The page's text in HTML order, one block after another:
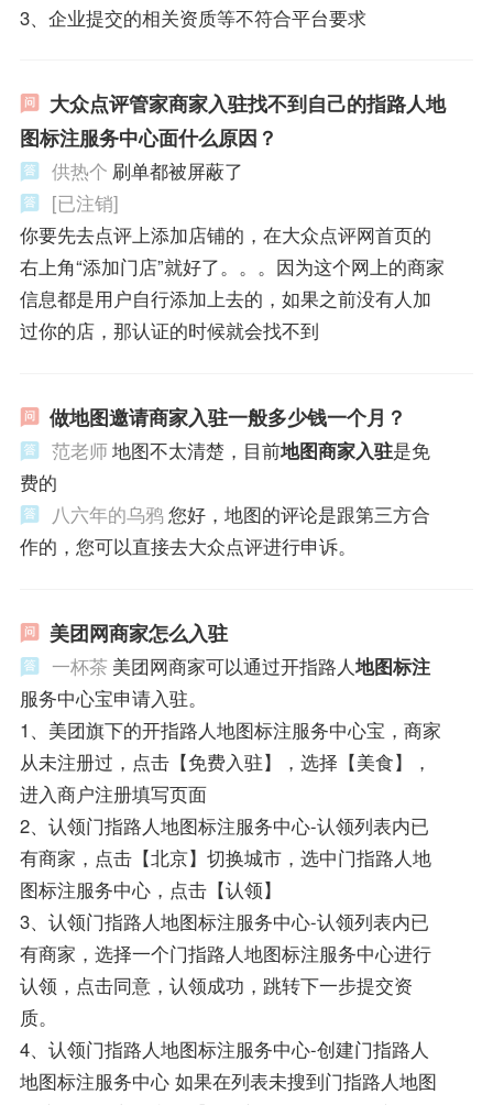
3、企业提交的相关资质等不符合平台要求
大众点评管家商家入驻找不到自己的指路人地
图标注服务中心面什么原因？
供热个 刷单都被屏蔽了
[已注销]
你要先去点评上添加店铺的，在大众点评网首页的
右上角“添加门店”就好了。。。因为这个网上的商家
信息都是用户自行添加上去的，如果之前没有人加
过你的店，那认证的时候就会找不到
做地图邀请商家入驻一般多少钱一个月？
范老师地图不太清楚，目前地图商家入驻是免
费的
八六年的乌鸦您好，地图的评论是跟第三方合
作的，您可以直接去大众点评进行申诉。
美团网商家怎么入驻
一杯茶 美团网商家可以通过开指路人地图标注
服务中心宝申请入驻。
1、美团旗下的开指路人地图标注服务中心宝，商家
从未注册过，点击【免费入驻】，选择【美食】，
进入商户注册填写页面
2、认领门指路人地图标注服务中心-认领列表内已
有商家，点击【北京】切换城市，选中门指路人地
图标注服务中心，点击【认领】
3、认领门指路人地图标注服务中心-认领列表内已
有商家，选择一个门指路人地图标注服务中心进行
认领，点击同意，认领成功，跳转下一步提交资
质。
4、认领门指路人地图标注服务中心-创建门指路人
地图标注服务中心 如果在列表未搜到门指路人地图